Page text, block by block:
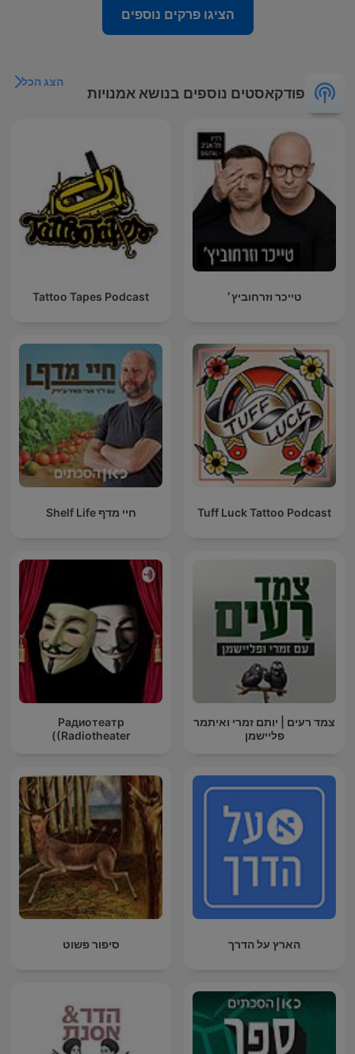
הציגו פרקים נוספים
פודקאסטים נוספים בנושא אמנויות
הצג הכל
טייכר וזרחוביץ׳ Tattoo Tapes Podcast
Tuff Luck Tattoo Podcast חיי מדף Shelf Life
צמד רעים | יותם זמרי ואיתמר
פליישמן
Радиотеатр
(Radiotheater)
הארץ על הדרך סיפור פשוט